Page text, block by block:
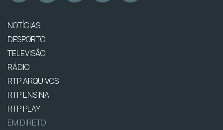
NOTÍCIAS
DESPORTO
TELEVISÃO
RÁDIO
RTP ARQUIVOS
RTP ENSINA
RTP PLAY
EM DIRETO